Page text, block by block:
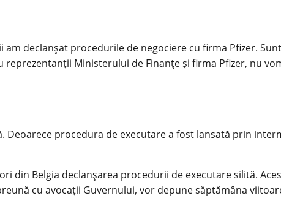
declanșat procedurile de negociere cu firma Pfizer.
Ministerului de Finanțe și firma Pfizer, nu
Deoarece procedura de executare a fost lansată prin
din Belgia declanșarea procedurii de executare silită.
cu avocații Guvernului, vor depune săptămâna